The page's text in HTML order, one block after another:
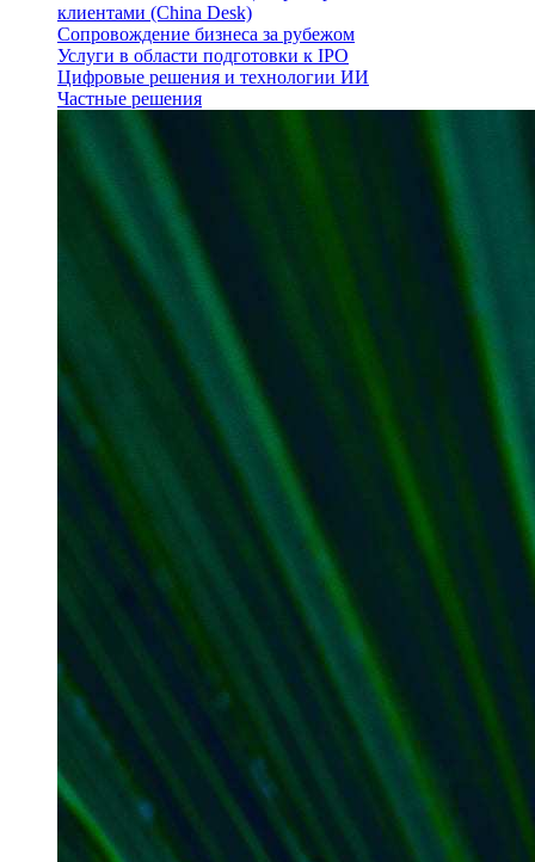
клиентами (China Desk)
Сопровождение бизнеса за рубежом
Услуги в области подготовки к IPO
Цифровые решения и технологии ИИ
Частные решения